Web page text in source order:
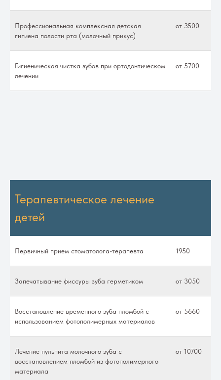
Профессиональная комплексная детская
гигиена полости рта (молочный прикус)
от 3500
Гигиеническая чистка зубов при ортодонтическом
лечении
от 5700
Терапевтическое лечение
детей
Первичный прием стоматолога-терапевта 1950
Запечатывание фиссуры зуба герметиком от 3050
Восстановление временного зуба пломбой с
использованием фотополимерных материалов
от 5660
Лечение пульпита молочного зуба с
восстановлением пломбой из фотополимерного
материала
от 10700